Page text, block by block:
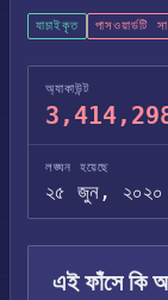
যাচাইকৃত পাসওয়ার্ডটি
অ্যাকাউন্ট
লঙ্ঘন হয়েছে
২৫ জুন, ২০২০
এই ফাঁসে কি